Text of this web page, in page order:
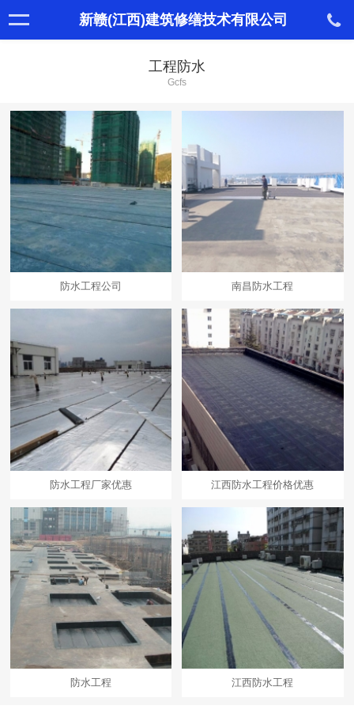
新赣(江西)建筑修缮技术有限公司
工程防水
Gcfs
防水工程公司 南昌防水工程
防水工程厂家优惠 江西防水工程价格优惠
防水工程 江西防水工程